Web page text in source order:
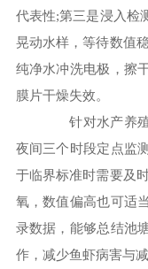
代表性;第三是浸入检
晃动水样，等待数值
纯净水冲洗电极，擦
膜片干燥失效。
针对水产养殖
夜间三个时段定点监
于临界标准时需要及
氧，数值偏高也可适
录数据，能够总结池
作，减少鱼虾病害与减